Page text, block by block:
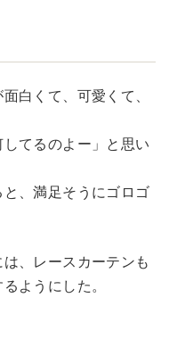
白くて、可愛くて、
てるのよー」と思い
、満足そうにゴロゴ
、レースカーテンも
ようにした。